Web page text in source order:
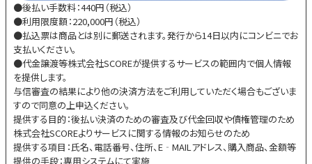
●後払い手数料：440円（税込）
●利用限度額：220,000円（税込）
●払込票は商品とは別に郵送されます。発行から14日以内にコンビニでお
支払いください。
●代金譲渡等株式会社SCOREが提供するサービスの範囲内で個人情報
を提供します。
与信審査の結果により他の決済方法をご利用していただく場合もございま
すので同意の上申込ください。
提供する目的：後払い決済のための審査及び代金回収や債権管理のため
株式会社SCOREよりサービスに関する情報のお知らせのため
提供する項目：氏名、電話番号、住所、E‐MAILアドレス、購入商品、金額等
提供の手段：専用システムにて実施